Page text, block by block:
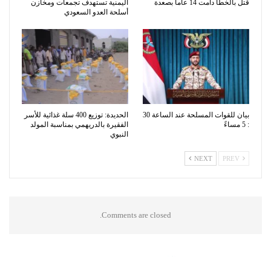
قتل بالخطأ دامت 14 عاماً بصعدة
اليمنية تستهدف تجمعات ومخازن
أسلحة العدو السعودي
بيان للقوات المسلحة عند الساعة 30
: 5 مساءً
الحديدة: توزيع 400 سلة غذائية للأسر
الفقيرة بالدريهمي بمناسبة المولد
النبوي
NEXT
Comments are closed.